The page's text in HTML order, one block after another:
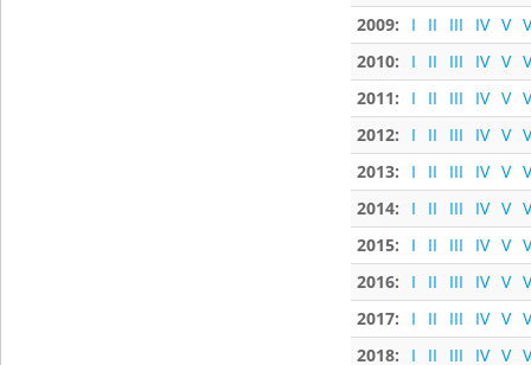
2009:
I II III IV V
2010:
I II III IV V
2011:
I II III IV V
2012:
I II III IV V
2013:
I II III IV V
2014:
I II III IV V
2015:
I II III IV V
2016:
I II III IV V
2017:
I II III IV V
2018:
I II III IV V